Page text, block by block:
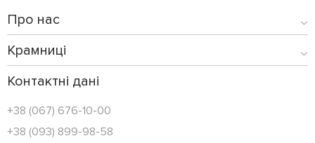
Про нас
Крамниці
Контактні дані
+38 (067) 676-10-00
+38 (093) 899-98-58